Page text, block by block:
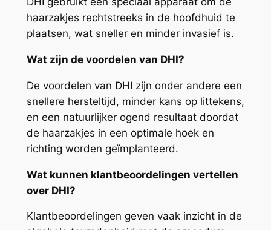
haarzakjes rechtstreeks in de hoofdhuid te
plaatsen, wat sneller en minder invasief is.
Wat zijn de voordelen van DHI?
De voordelen van DHI zijn onder andere een
snellere hersteltijd, minder kans op littekens,
en een natuurlijker ogend resultaat doordat
de haarzakjes in een optimale hoek en
richting worden geïmplanteerd.
Wat kunnen klantbeoordelingen vertellen
over DHI?
Klantbeoordelingen geven vaak inzicht in de